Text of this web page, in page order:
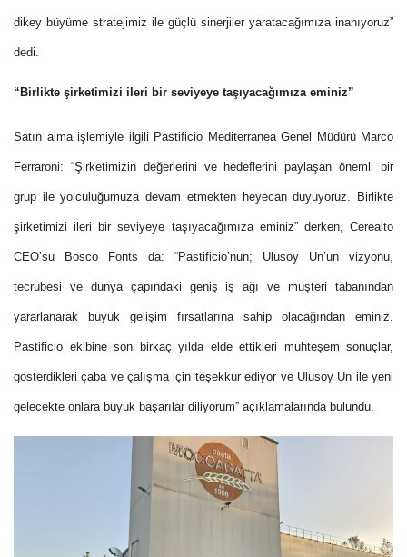
dikey büyüme stratejimiz ile güçlü sinerjiler yaratacağımıza inanıyoruz”
dedi.
“Birlikte şirketimizi ileri bir seviyeye taşıyacağımıza eminiz”
Satın alma işlemiyle ilgili Pastificio Mediterranea Genel Müdürü Marco
Ferraroni: “Şirketimizin değerlerini ve hedeflerini paylaşan önemli bir
grup ile yolculuğumuza devam etmekten heyecan duyuyoruz. Birlikte
şirketimizi ileri bir seviyeye taşıyacağımıza eminiz” derken, Cerealto
CEO’su Bosco Fonts da: “Pastificio’nun; Ulusoy Un’un vizyonu,
tecrübesi ve dünya çapındaki geniş iş ağı ve müşteri tabanından
yararlanarak büyük gelişim fırsatlarına sahip olacağından eminiz.
Pastificio ekibine son birkaç yılda elde ettikleri muhteşem sonuçlar,
gösterdikleri çaba ve çalışma için teşekkür ediyor ve Ulusoy Un ile yeni
gelecekte onlara büyük başarılar diliyorum” açıklamalarında bulundu.